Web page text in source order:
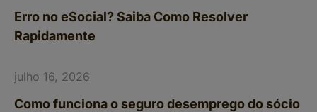
Erro no eSocial? Saiba Como Resolver
Rapidamente
Como funciona o seguro desemprego do sócio
julho 16, 2026